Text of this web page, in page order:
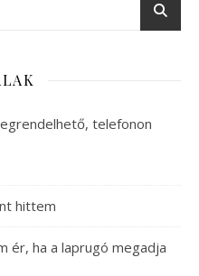
telefonon
hittem
ér, ha a laprugó megadja